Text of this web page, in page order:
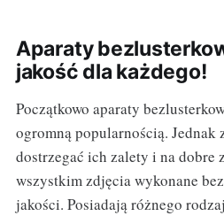
Aparaty
jakość dla każdego!
Początkowo aparaty
ogromną popularnością. Jednak
dostrzegać ich zalety i na dobre
wszystkim zdjęcia wykonane
jakości. Posiadają różnego